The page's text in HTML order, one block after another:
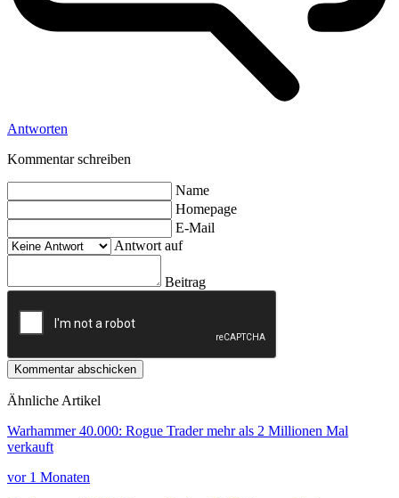
Antworten
Kommentar schreiben
Name
Homepage
E-Mail
Antwort auf
Beitrag
Kommentar abschicken
Ähnliche Artikel
Warhammer 40.000: Rogue Trader mehr als 2 Millionen Mal
verkauft
vor 1 Monaten